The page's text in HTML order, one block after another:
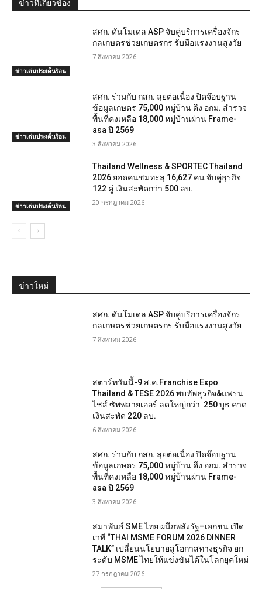
ข่าวที่เกี่ยวข้อง
ข่าวเด่นประเด็นร้อน
สศก. ดันโมเดล ASP จับคู่บริการเครื่องจักร
กลเกษตรช่วยเกษตรกร รับมือแรงงานสูงวัย
7 สิงหาคม 2026
ข่าวเด่นประเด็นร้อน
สศก. ร่วมกับ กสก. ลุยต่อเนื่อง ปิดจ๊อบฐาน
ข้อมูลเกษตร 75,000 หมู่บ้าน ดึง อกม. สำรวจ
พื้นที่คงเหลือ 18,000 หมู่บ้านผ่าน Frame-
asa ปี 2569
3 สิงหาคม 2026
ข่าวเด่นประเด็นร้อน
Thailand Wellness & SPORTEC Thailand
2026 ยอดคนชมทะลุ 16,627 คน จับคู่ธุรกิจ
122 คู่ เงินสะพัดกว่า 500 ลบ.
20 กรกฎาคม 2026
ข่าวใหม่
สศก. ดันโมเดล ASP จับคู่บริการเครื่องจักร
กลเกษตรช่วยเกษตรกร รับมือแรงงานสูงวัย
7 สิงหาคม 2026
สตาร์ทวันนี้-9 ส.ค.Franchise Expo
Thailand & TESE 2026 พบทัพธุรกิจ&แฟรน
ไชส์ ซัพพลายเออร์ ลดใหญ่กว่า 250 บูธ คาด
เงินสะพัด 220 ลบ.
6 สิงหาคม 2026
สศก. ร่วมกับ กสก. ลุยต่อเนื่อง ปิดจ๊อบฐาน
ข้อมูลเกษตร 75,000 หมู่บ้าน ดึง อกม. สำรวจ
พื้นที่คงเหลือ 18,000 หมู่บ้านผ่าน Frame-
asa ปี 2569
3 สิงหาคม 2026
สมาพันธ์ SME ไทย ผนึกพลังรัฐ–เอกชน เปิด
เวที “THAI MSME FORUM 2026 DINNER
TALK” เปลี่ยนนโยบายสู่โอกาสทางธุรกิจ ยก
ระดับ MSME ไทยให้แข่งขันได้ในโลกยุคใหม่
27 กรกฎาคม 2026